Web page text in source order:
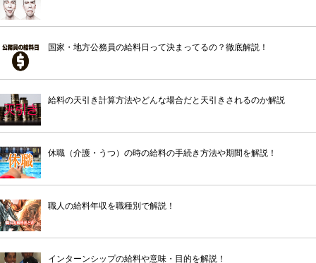
国家・地方公務員の給料日って決まってるの？徹底解説！
給料の天引き計算方法やどんな場合だと天引きされるのか解説
休職（介護・うつ）の時の給料の手続き方法や期間を解説！
職人の給料年収を職種別で解説！
インターンシップの給料や意味・目的を解説！